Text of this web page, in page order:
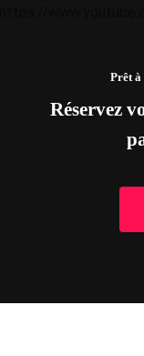
Prêt à
Réservez